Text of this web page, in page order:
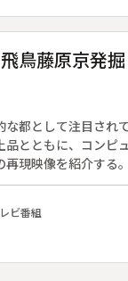
鳥藤原京発掘
な都として注目され
品とともに、コンピ
再現映像を紹介する
られた藤原京は、大
された時期の都であ
命を終えた。これ
どを木の札に書き
ビ番組